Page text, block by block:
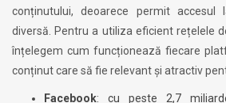
conținutului, deoarece permit
diversă. Pentru a utiliza eficient rețelele
înțelegem cum funcționează fiecare
conținut care să fie relevant și atractiv
Facebook: cu peste 2,7